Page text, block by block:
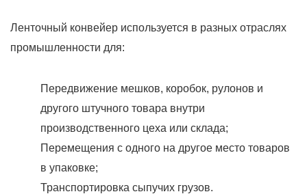
Ленточный конвейер используется в разных отраслях
промышленности для:
Передвижение мешков, коробок, рулонов и
другого штучного товара внутри
производственного цеха или склада;
Перемещения с одного на другое место товаров
в упаковке;
Транспортировка сыпучих грузов.